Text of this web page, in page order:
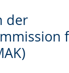
der